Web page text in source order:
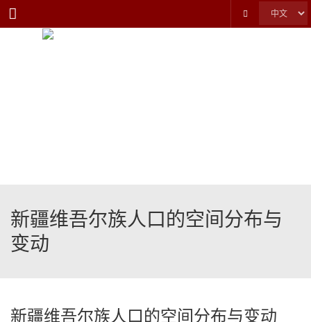
Menu
新疆维吾尔族人口的空间分布与
变动
新疆维吾尔族人口的空间分布与变动